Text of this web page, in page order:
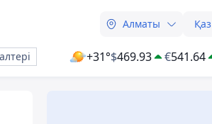
Алматы Қаз
+31°$469.93 €541.64